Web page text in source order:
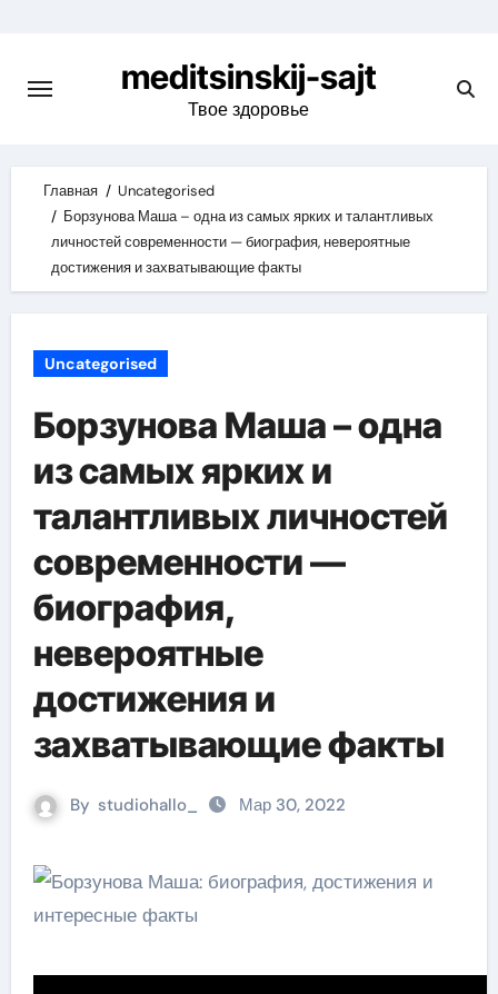
content
meditsinskij-sajt
Твое здоровье
Главная
Uncategorised
Борзунова Маша – одна из самых ярких и талантливых
личностей современности — биография, невероятные
достижения и захватывающие факты
Uncategorised
Борзунова Маша – одна
из самых ярких и
талантливых личностей
современности —
биография,
невероятные
достижения и
захватывающие факты
By studiohallo_ Мар 30, 2022